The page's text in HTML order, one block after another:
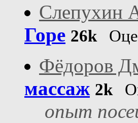
Слепухин
Горе 26k
Фёдоров
массаж 2k
опыт